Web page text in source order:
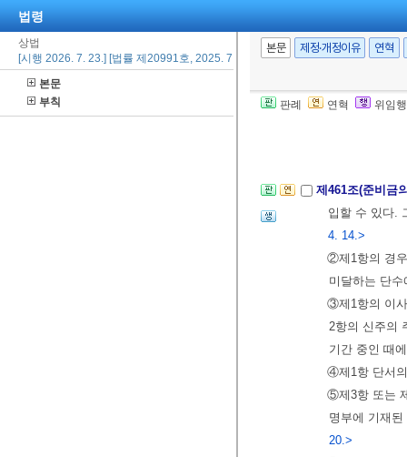
법령
상법
[시행 2026. 7. 23.] [법률 제20991호, 2025. 7. 22., 일부개정]
본문
부칙
본문 제정·개정이유 연혁
판례 연혁 위임
[전문개정
제460조(법정준
처분하지 못한
제461조(준비금
입할 수 있다.
4. 14.>
②제1항의 경
미달하는 단
③제1항의 이
2항의 신주의
기간 중인 때
④제1항 단서
⑤제3항 또는
명부에 기재
20.>